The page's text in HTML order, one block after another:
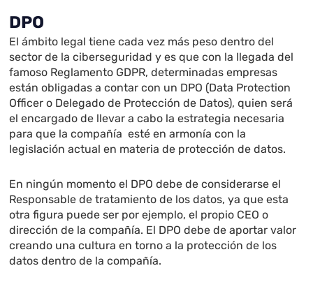
DPO
El ámbito legal tiene cada vez más peso dentro del
sector de la ciberseguridad y es que con la llegada del
famoso Reglamento GDPR, determinadas empresas
están obligadas a contar con un DPO (Data Protection
Officer o Delegado de Protección de Datos), quien será
el encargado de llevar a cabo la estrategia necesaria
para que la compañía esté en armonía con la
legislación actual en materia de protección de datos.
En ningún momento el DPO debe de considerarse el
Responsable de tratamiento de los datos, ya que esta
otra figura puede ser por ejemplo, el propio CEO o
dirección de la compañía. El DPO debe de aportar valor
creando una cultura en torno a la protección de los
datos dentro de la compañía.